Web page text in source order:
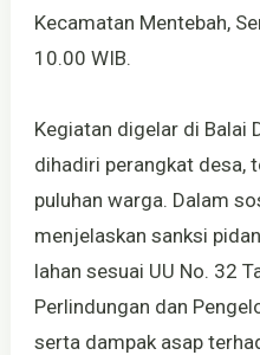
Kecamatan Mentebah,
10.00 WIB.
Kegiatan digelar di Balai
dihadiri perangkat desa,
puluhan warga. Dalam
menjelaskan sanksi
lahan sesuai UU No. 32
Perlindungan dan
serta dampak asap